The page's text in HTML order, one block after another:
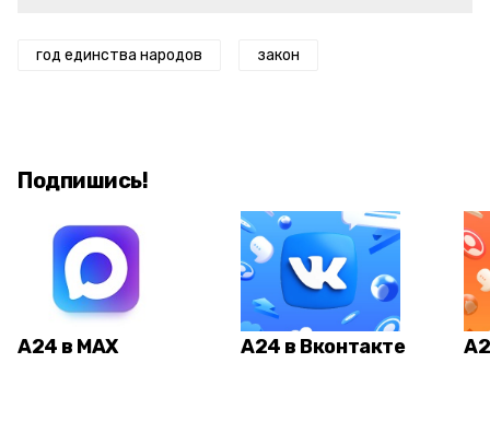
год единства народов закон
Подпишись!
А24 в MAX А24 в Вконтакте